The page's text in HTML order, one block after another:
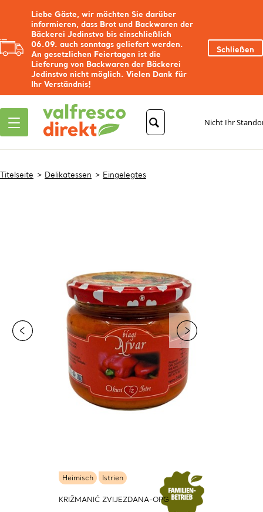
Liebe Gäste, wir möchten Sie darüber
informieren, dass Brot und Backwaren der
Bäckerei Jedinstvo bis einschließlich
06.09. auch sonntags geliefert werden.
An gesetzlichen Feiertagen ist die
Lieferung von Backwaren der Bäckerei
Jedinstvo nicht möglich. Vielen Dank für
Ihr Verständnis!
Schließen
Nicht Ihr
Titelseite Delikatessen Eingelegtes
Heimisch Istrien
KRIŽMANIĆ ZVIJEZDANA-OPG